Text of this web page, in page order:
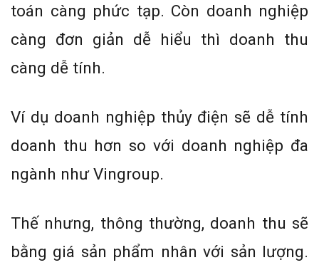
toán càng phức tạp. Còn doanh nghiệp
càng đơn giản dễ hiểu thì doanh thu
càng dễ tính.
Ví dụ doanh nghiệp thủy điện sẽ dễ tính
doanh thu hơn so với doanh nghiệp đa
ngành như Vingroup.
Thế nhưng, thông thường, doanh thu sẽ
bằng giá sản phẩm nhân với sản lượng.